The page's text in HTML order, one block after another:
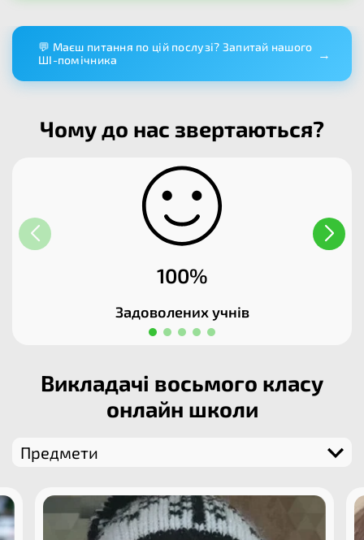
💬 Маєш питання по цій послузі? Запитай нашого
ШІ-помічника
→
Чому до нас звертаються?
100%
Задоволених учнів
Викладачі восьмого класу
онлайн школи​
Предмети